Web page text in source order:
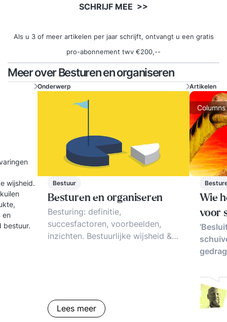
SCHRIJF MEE >>
Als u 3 of meer artikelen per jaar schrijft, ontvangt u een gratis
pro-abonnement twv €200,--
Meer over Besturen en organiseren
wijsheid.
en
bestuur.
Onderwerp
Bestuur
Besturen en organiseren
Besturing: definitie,
succesfactoren, voorbeelden,
inzichten. Bestuurlijke wijsheid &
Lees meer
Artikelen
Columns
Wie
voor